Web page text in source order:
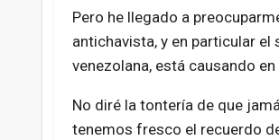
Pero he llegado a
antichavista, y en particular
venezolana, está causando
No diré la tontería de que
tenemos fresco el recuerdo